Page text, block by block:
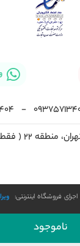
ناموجود
-
ارسال از
فروشگاه اینترنتی: